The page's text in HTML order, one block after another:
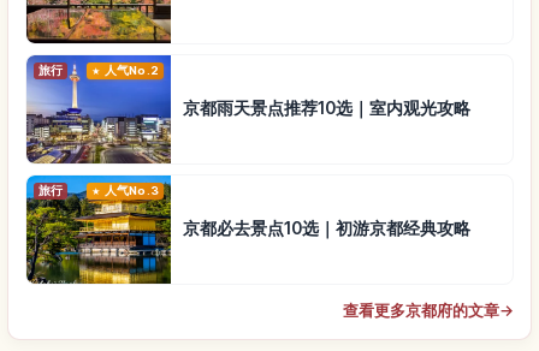
旅行 人气No.2
京都雨天景点推荐10选｜室内观光攻略
旅行 人气No.3
京都必去景点10选｜初游京都经典攻略
查看更多京都府的文章→